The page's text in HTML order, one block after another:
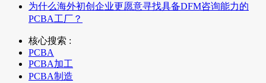
为什么海外初创企业更愿意寻找具备DFM咨询能力的
PCBA工厂？
核心搜索 :
PCBA
PCBA加工
PCBA制造